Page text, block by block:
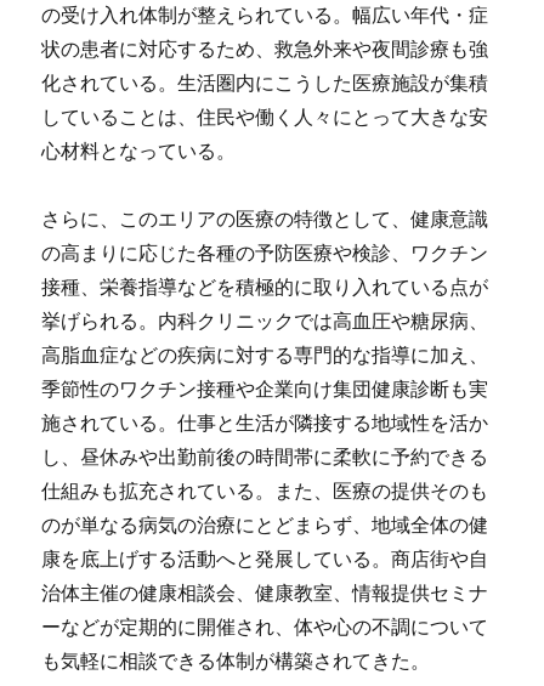
の受け入れ体制が整えられている。幅広い年代・症
状の患者に対応するため、救急外来や夜間診療も強
化されている。生活圏内にこうした医療施設が集積
していることは、住民や働く人々にとって大きな安
心材料となっている。
さらに、このエリアの医療の特徴として、健康意識
の高まりに応じた各種の予防医療や検診、ワクチン
接種、栄養指導などを積極的に取り入れている点が
挙げられる。内科クリニックでは高血圧や糖尿病、
高脂血症などの疾病に対する専門的な指導に加え、
季節性のワクチン接種や企業向け集団健康診断も実
施されている。仕事と生活が隣接する地域性を活か
し、昼休みや出勤前後の時間帯に柔軟に予約できる
仕組みも拡充されている。また、医療の提供そのも
のが単なる病気の治療にとどまらず、地域全体の健
康を底上げする活動へと発展している。商店街や自
治体主催の健康相談会、健康教室、情報提供セミナ
ーなどが定期的に開催され、体や心の不調について
も気軽に相談できる体制が構築されてきた。